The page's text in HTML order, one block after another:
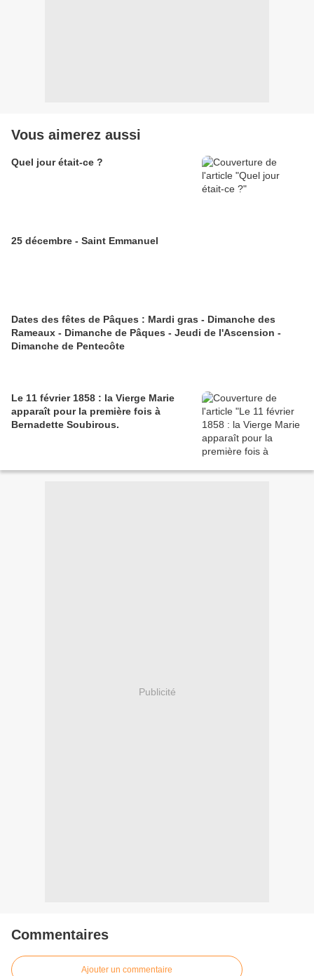
Vous aimerez aussi
Quel jour était-ce ?
25 décembre - Saint Emmanuel
Dates des fêtes de Pâques : Mardi gras - Dimanche des
Rameaux - Dimanche de Pâques - Jeudi de l'Ascension -
Dimanche de Pentecôte
Le 11 février 1858 : la Vierge Marie
apparaît pour la première fois à
Bernadette Soubirous.
Publicité
Commentaires
Ajouter un commentaire